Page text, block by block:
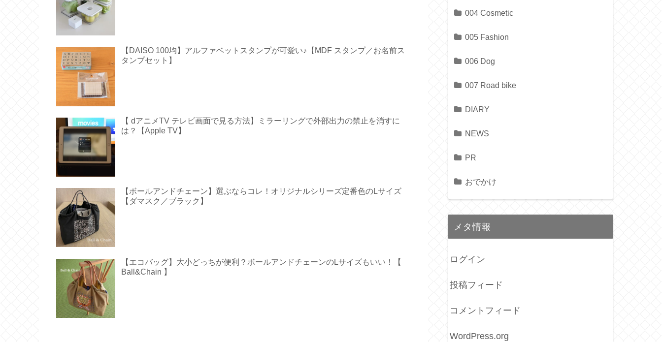
【DAISO 100均】アルファベットスタンプが可愛い♪【MDF スタンプ／お名前ス
タンプセット】
【 dアニメTV テレビ画面で見る方法】ミラーリングで外部出力の禁止を消すに
は？【Apple TV】
【ボールアンドチェーン】選ぶならコレ！オリジナルシリーズ定番色のLサイズ
【ダマスク／ブラック】
【エコバッグ】大小どっちが便利？ボールアンドチェーンのLサイズもいい！【
Ball&Chain 】
004 Cosmetic
005 Fashion
006 Dog
007 Road bike
DIARY
NEWS
PR
おでかけ
メタ情報
ログイン
投稿フィード
コメントフィード
WordPress.org